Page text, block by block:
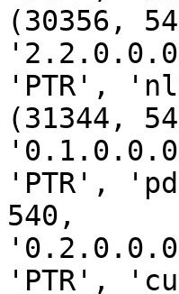
(30356,
'PTR',
(31344,
'PTR',
540,
'PTR',